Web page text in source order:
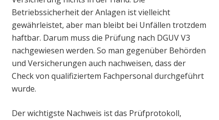
Betriebssicherheit der Anlagen ist vielleicht
gewährleistet, aber man bleibt bei Unfällen trotzdem
haftbar. Darum muss die Prüfung nach DGUV V3
nachgewiesen werden. So man gegenüber Behörden
und Versicherungen auch nachweisen, dass der
Check von qualifiziertem Fachpersonal durchgeführt
wurde.
Der wichtigste Nachweis ist das Prüfprotokoll,